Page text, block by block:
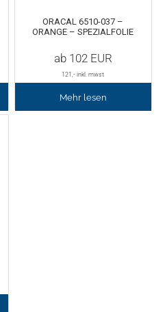
ORACAL 6510-037 –
ORANGE – SPEZIALFOLIE
ab 102EUR
121,- inkl. mwst
Mehr lesen